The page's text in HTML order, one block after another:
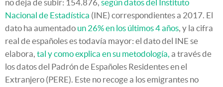
no deja de subir: 154.876, según datos del Instituto
Nacional de Estadística (INE) correspondientes a 2017. El
dato ha aumentado un 26% en los últimos 4 años, y la cifra
real de españoles es todavía mayor: el dato del INE se
elabora, tal y como explica en su metodología, a través de
los datos del Padrón de Españoles Residentes en el
Extranjero (PERE). Este no recoge a los emigrantes no